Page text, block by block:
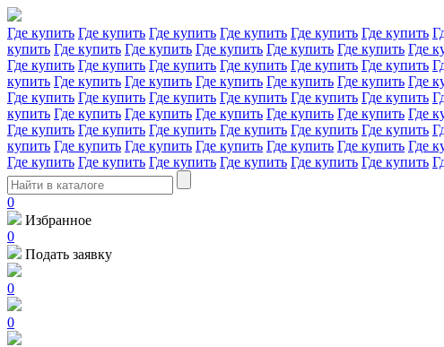
Где купить Где купить Где купить Где купить Где купить Где купить
купить Где купить Где купить Где купить Где купить Где купить Где
Где купить Где купить Где купить Где купить Где купить Где купить
купить Где купить Где купить Где купить Где купить Где купить Где
Где купить Где купить Где купить Где купить Где купить Где купить
купить Где купить Где купить Где купить Где купить Где купить Где
Где купить Где купить Где купить Где купить Где купить Где купить
купить Где купить Где купить Где купить Где купить Где купить Где
Где купить Где купить Где купить Где купить Где купить Где купить
0
Избранное
0
Подать заявку
0
0